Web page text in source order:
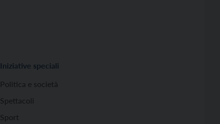
Iniziative speciali
Politica e società
Spettacoli
Sport